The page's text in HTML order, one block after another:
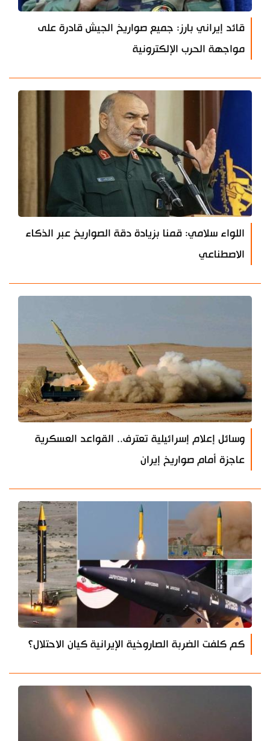
قائد إيراني بارز: جميع صواريخ الجيش قادرة على
مواجهة الحرب الإلكترونية
اللواء سلامي: قمنا بزيادة دقة الصواريخ عبر الذكاء
الاصطناعي
وسائل إعلام إسرائيلية تعترف.. القواعد العسكرية
عاجزة أمام صواريخ إيران
كم كلفت الضربة الصاروخية الإيرانية كيان الاحتلال؟